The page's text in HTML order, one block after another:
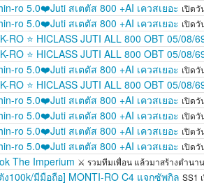
ro 5.0❤️Juti สเตตัส 800 +AI เควสเยอะ เปิด
ro 5.0❤️Juti สเตตัส 800 +AI เควสเยอะ เปิด
RO ⭐ HICLASS JUTI ALL 800 OBT 05/08/
RO ⭐ HICLASS JUTI ALL 800 OBT 05/08/
ro 5.0❤️Juti สเตตัส 800 +AI เควสเยอะ เปิด
RO ⭐ HICLASS JUTI ALL 800 OBT 05/08/
ro 5.0❤️Juti สเตตัส 800 +AI เควสเยอะ เปิด
ro 5.0❤️Juti สเตตัส 800 +AI เควสเยอะ เปิด
ro 5.0❤️Juti สเตตัส 800 +AI เควสเยอะ เปิด
ro 5.0❤️Juti สเตตัส 800 +AI เควสเยอะ เปิด
The Imperium ⚔️ รวมทีมเพื่อน แล้วมาสร้างตำนา
ง100k/มีมือถือ] MONTI-RO C4 แจกซัพกิล SS1